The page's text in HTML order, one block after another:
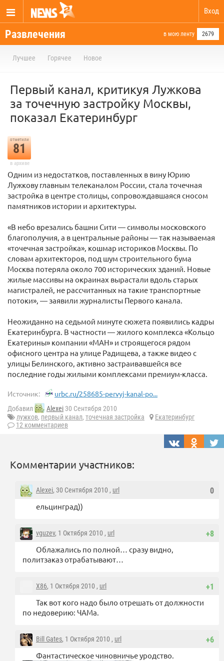
Вход
Развлечения в мою ленту 2679
Лучшее Горячее Новое
Первый канал, критикуя Лужкова
за точечную застройку Москвы,
показал Екатеринбург
отметили
81
в архиве
Одним из недостатков, поставленных в вину Юрию
Лужкову главным телеканалом России, стала точечная
застройка в центре столицы, сопровождавшаяся сносом
памятников истории и архитектуры.
«В небо врезались башни Сити — символы московского
благополучия, а в центральные районы — так называемая
«точечная застройка», кошмар историков Москвы. По
словам архитекторов, под шум строительного бума
Москва потеряла около 700 исторических зданий. Новые
жилые массивы на окраинах вырастали вдоль старых
магистралей, не рассчитанных на такие транспортные
потоки», — заявили журналисты Первого канала.
Неожиданно на седьмой минуте сюжета появились кадры
Екатеринбурга. В частности — жилого комплекса «Кольцо
Екатерины» компании «МАН» и строящегося рядом
офисного центра на улице Радищева, а также видео с
улицы Белинского, активно застраивавшейся все
последние годы жилыми комплексами премиум-класса.
Источник: urbc.ru/258685-pervyj-kanal-po...
Добавил Alexei 30 Сентября 2010
лужков, первый канал, точечная застройка
Екатеринбург
12 комментариев
Комментарии участников:
0
Alexei, 30 Сентября 2010 , url
ельцинград))
+8
vguzev, 1 Октября 2010 , url
Облажались по полной… сразу видно,
политзаказ отрабатывают…
+1
X86, 1 Октября 2010 , url
Так вот кого надо было отрешать от должности
по недоверию: ЧАМа.
+6
Bill Gates, 1 Октября 2010 , url
Фантастическое чиновничье уродство.